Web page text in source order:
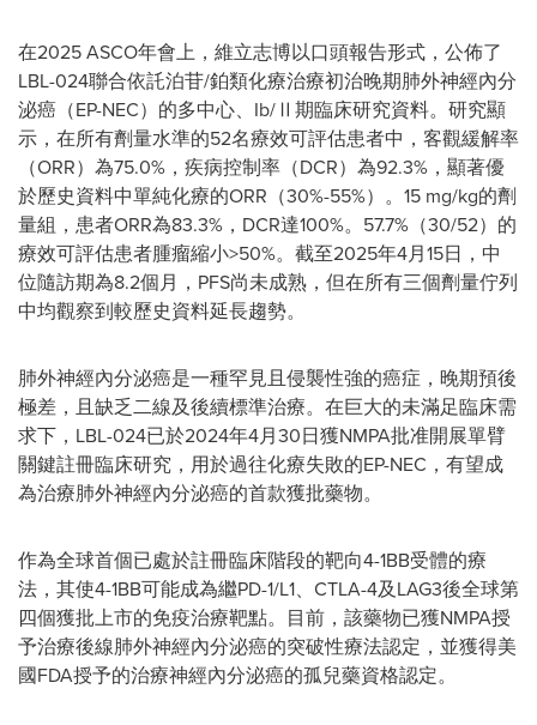
在2025 ASCO年會上，維立志博以口頭報告形式，公佈了
LBL-024聯合依託泊苷/鉑類化療治療初治晚期肺外神經內分
泌癌（EP-NEC）的多中心、Ib/Ⅱ期臨床研究資料。研究顯
示，在所有劑量水準的52名療效可評估患者中，客觀緩解率
（ORR）為75.0%，疾病控制率（DCR）為92.3%，顯著優
於歷史資料中單純化療的ORR（30%-55%）。15 mg/kg的劑
量組，患者ORR為83.3%，DCR達100%。57.7%（30/52）的
療效可評估患者腫瘤縮小>50%。截至2025年4月15日，中
位隨訪期為8.2個月，PFS尚未成熟，但在所有三個劑量佇列
中均觀察到較歷史資料延長趨勢。
肺外神經內分泌癌是一種罕見且侵襲性強的癌症，晚期預後
極差，且缺乏二線及後續標準治療。在巨大的未滿足臨床需
求下，LBL-024已於2024年4月30日獲NMPA批准開展單臂
關鍵註冊臨床研究，用於過往化療失敗的EP-NEC，有望成
為治療肺外神經內分泌癌的首款獲批藥物。
作為全球首個已處於註冊臨床階段的靶向4-1BB受體的療
法，其使4-1BB可能成為繼PD-1/L1、CTLA-4及LAG3後全球第
四個獲批上市的免疫治療靶點。目前，該藥物已獲NMPA授
予治療後線肺外神經內分泌癌的突破性療法認定，並獲得美
國FDA授予的治療神經內分泌癌的孤兒藥資格認定。